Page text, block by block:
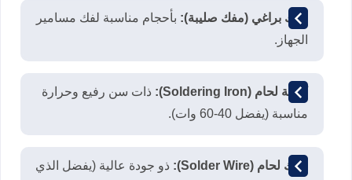
مفك براغي (مفك صليبة): بأحجام مناسبة لفك مسامير
الجهاز.
كاوية لحام (Soldering Iron):
ذات سن رفيع وحرارة
مناسبة (يفضل 40-60 وات).
سلك لحام (Solder Wire):
ذو جودة عالية (يفضل الذي